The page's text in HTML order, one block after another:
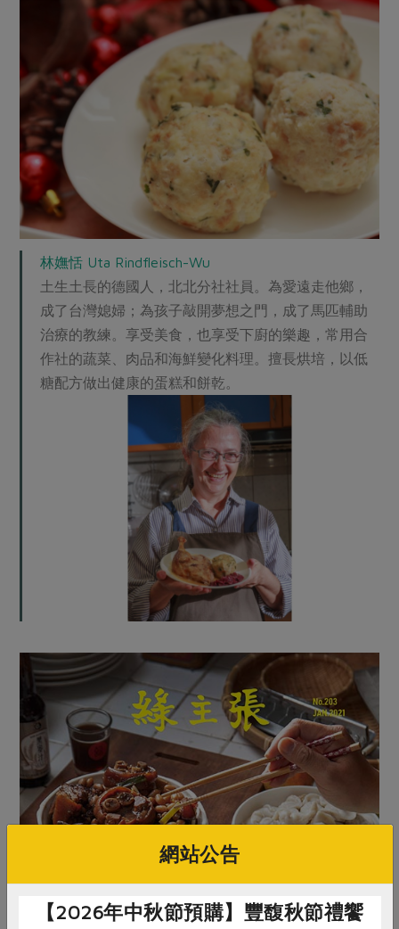
林嫵恬 Uta Rindfleisch-Wu
土生土長的德國人，北北分社社員。為愛遠走他鄉，
成了台灣媳婦；為孩子敲開夢想之門，成了馬匹輔助
治療的教練。享受美食，也享受下廚的樂趣，常用合
作社的蔬菜、肉品和海鮮變化料理。擅長烘培，以低
糖配方做出健康的蛋糕和餅乾。
網站公告
【2026年中秋節預購】豐馥秋節禮饗